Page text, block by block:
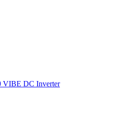
VIBE DC Inverter